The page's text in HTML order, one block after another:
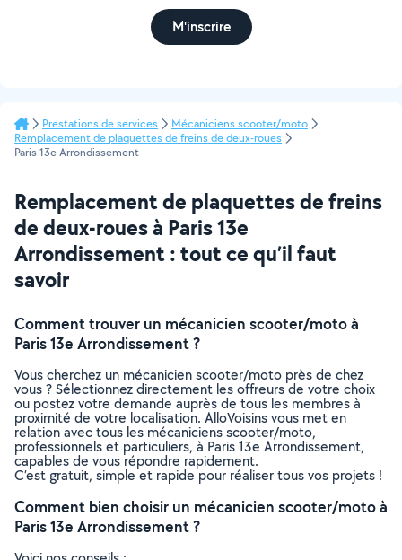
M'inscrire
Prestations de services
Mécaniciens scooter/moto
Remplacement de plaquettes de freins de deux-roues
Paris 13e Arrondissement
Remplacement de plaquettes de freins
de deux-roues à Paris 13e
Arrondissement : tout ce qu’il faut
savoir
Comment trouver un mécanicien scooter/moto à
Paris 13e Arrondissement ?
Vous cherchez un mécanicien scooter/moto près de chez
vous ? Sélectionnez directement les offreurs de votre choix
ou postez votre demande auprès de tous les membres à
proximité de votre localisation. AlloVoisins vous met en
relation avec tous les mécaniciens scooter/moto,
professionnels et particuliers, à Paris 13e Arrondissement,
capables de vous répondre rapidement.
C’est gratuit, simple et rapide pour réaliser tous vos projets !
Comment bien choisir un mécanicien scooter/moto à
Paris 13e Arrondissement ?